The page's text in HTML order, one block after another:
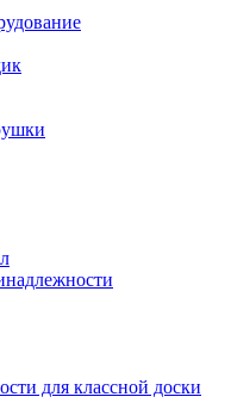
для классной доски